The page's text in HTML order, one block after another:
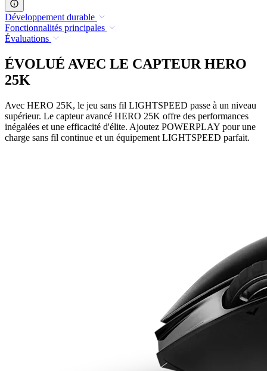
Développement durable
Fonctionnalités principales
Évaluations
ÉVOLUÉ AVEC LE CAPTEUR HERO
25K
Avec HERO 25K, le jeu sans fil LIGHTSPEED passe à un niveau
supérieur. Le capteur avancé HERO 25K offre des performances
inégalées et une efficacité d'élite. Ajoutez POWERPLAY pour une
charge sans fil continue et un équipement LIGHTSPEED parfait.